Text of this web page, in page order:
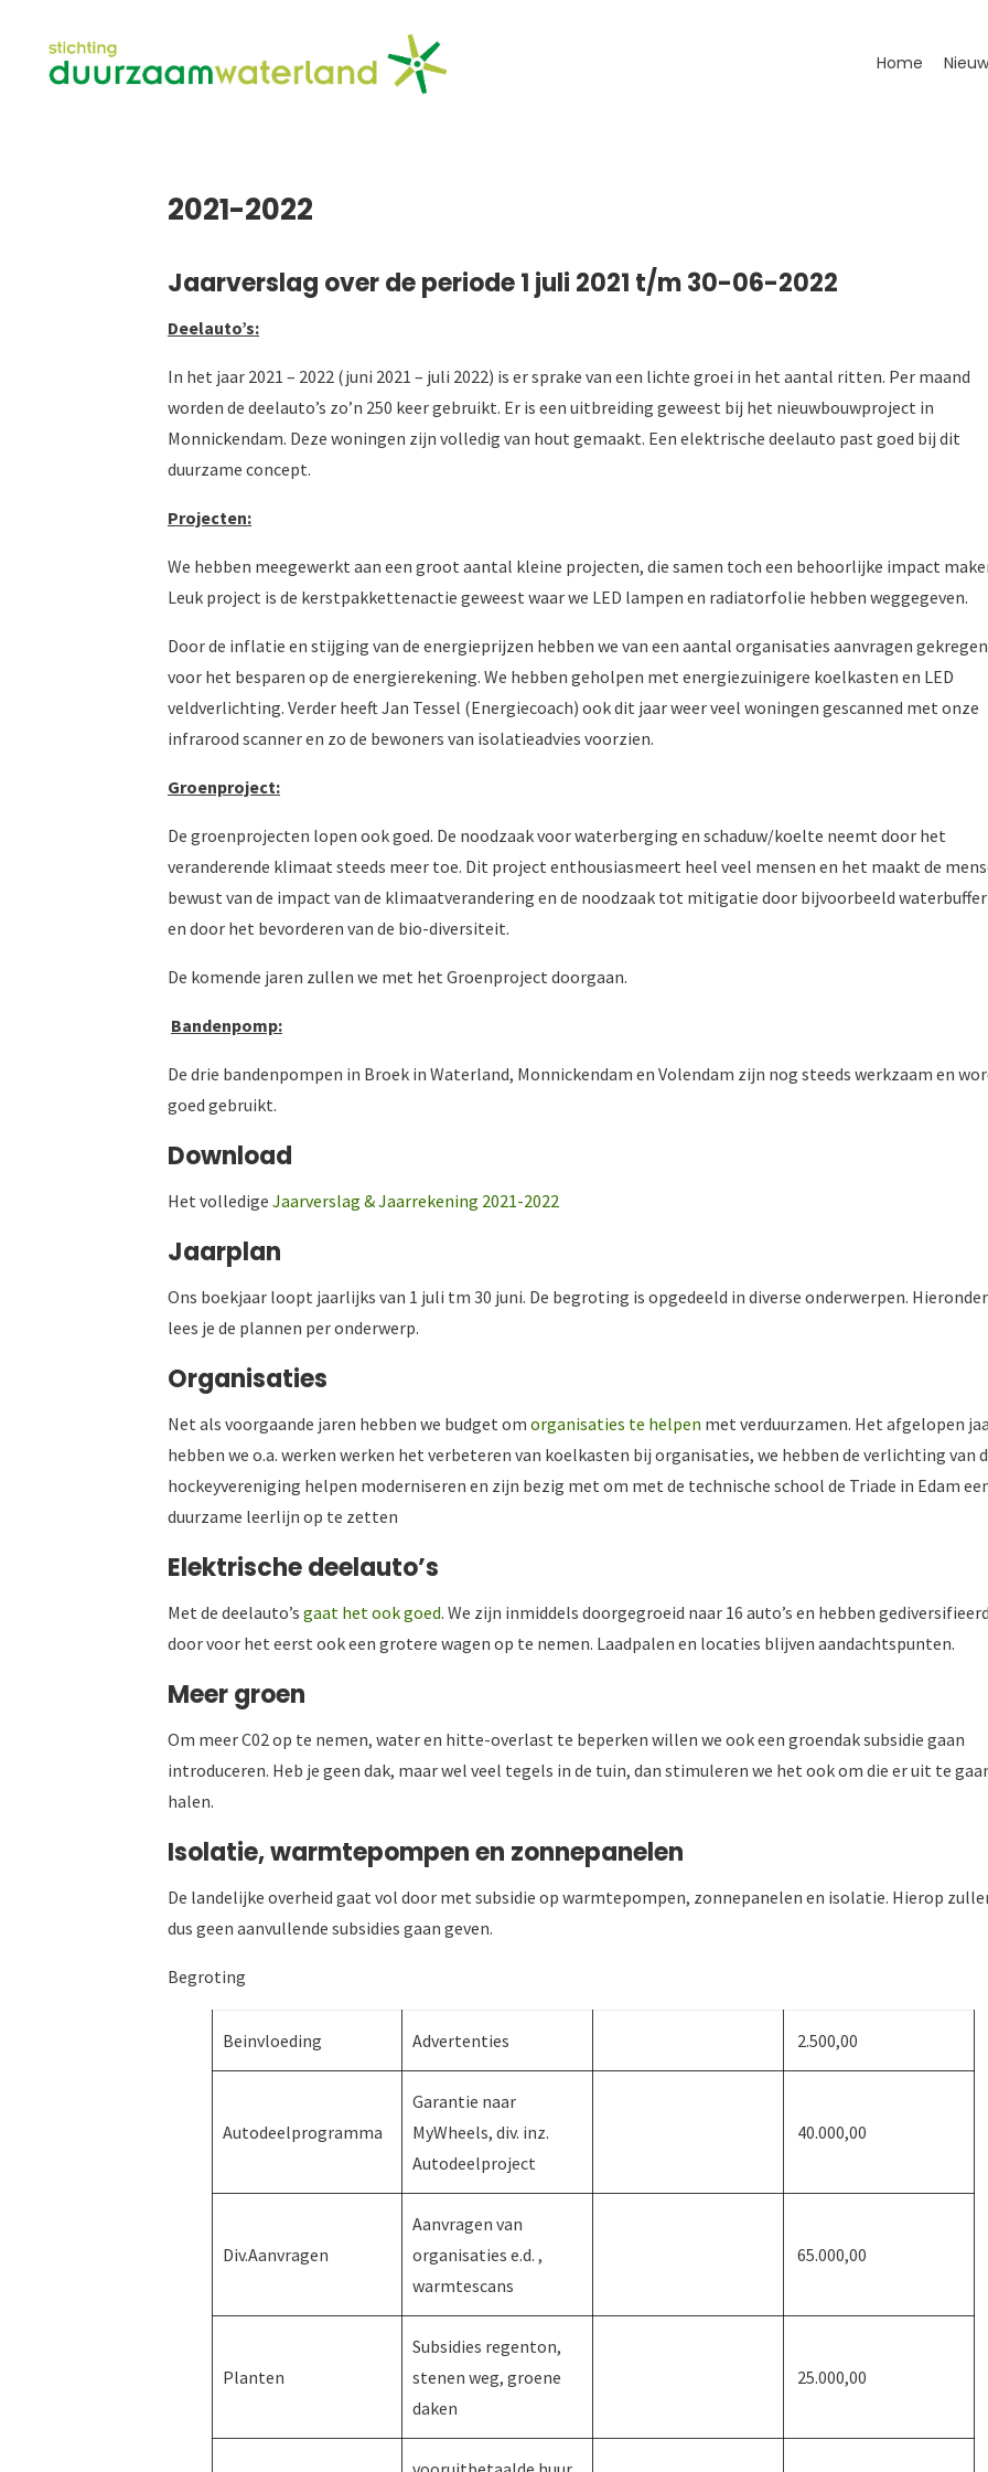
Home
2021-2022
Jaarverslag over de periode 1 juli 2021 t/m 30-06-2022
Deelauto’s:
In het jaar 2021 – 2022 (juni 2021 – juli 2022) is er sprake van een lichte groei in het aantal ritten. Per maand
worden de deelauto’s zo’n 250 keer gebruikt. Er is een uitbreiding geweest bij het nieuwbouwproject in
Monnickendam. Deze woningen zijn volledig van hout gemaakt. Een elektrische deelauto past goed bij dit
duurzame concept.
Projecten:
We hebben meegewerkt aan een groot aantal kleine projecten, die samen toch een behoorlijke impact
Leuk project is de kerstpakkettenactie geweest waar we LED lampen en radiatorfolie hebben weggegeven.
Door de inflatie en stijging van de energieprijzen hebben we van een aantal organisaties aanvragen gekregen
voor het besparen op de energierekening. We hebben geholpen met energiezuinigere koelkasten en LED
veldverlichting. Verder heeft Jan Tessel (Energiecoach) ook dit jaar weer veel woningen gescanned met onze
infrarood scanner en zo de bewoners van isolatieadvies voorzien.
Groenproject:
De groenprojecten lopen ook goed. De noodzaak voor waterberging en schaduw/koelte neemt door het
veranderende klimaat steeds meer toe. Dit project enthousiasmeert heel veel mensen en het maakt de
bewust van de impact van de klimaatverandering en de noodzaak tot mitigatie door bijvoorbeeld
en door het bevorderen van de bio-diversiteit.
De komende jaren zullen we met het Groenproject doorgaan.
Bandenpomp:
De drie bandenpompen in Broek in Waterland, Monnickendam en Volendam zijn nog steeds werkzaam en
goed gebruikt.
Download
Het volledige Jaarverslag & Jaarrekening 2021-2022
Jaarplan
Ons boekjaar loopt jaarlijks van 1 juli tm 30 juni. De begroting is opgedeeld in diverse onderwerpen. Hieronder
lees je de plannen per onderwerp.
Organisaties
Net als voorgaande jaren hebben we budget om organisaties te helpen met verduurzamen. Het afgelopen
hebben we o.a. werken werken het verbeteren van koelkasten bij organisaties, we hebben de verlichting van
hockeyvereniging helpen moderniseren en zijn bezig met om met de technische school de Triade in Edam
duurzame leerlijn op te zetten
Elektrische deelauto’s
Met de deelauto’s gaat het ook goed. We zijn inmiddels doorgegroeid naar 16 auto’s en hebben gediversifieerd
door voor het eerst ook een grotere wagen op te nemen. Laadpalen en locaties blijven aandachtspunten.
Meer groen
Om meer C02 op te nemen, water en hitte-overlast te beperken willen we ook een groendak subsidie gaan
introduceren. Heb je geen dak, maar wel veel tegels in de tuin, dan stimuleren we het ook om die er uit te
halen.
Isolatie, warmtepompen en zonnepanelen
De landelijke overheid gaat vol door met subsidie op warmtepompen, zonnepanelen en isolatie. Hierop
dus geen aanvullende subsidies gaan geven.
Begroting
Beinvloeding Advertenties 2.500,00
Autodeelprogramma
Garantie naar
MyWheels, div. inz.
Autodeelproject
40.000,00
Div.Aanvragen
Aanvragen van
organisaties e.d. ,
warmtescans
65.000,00
Planten
Subsidies regenton,
stenen weg, groene
daken
25.000,00